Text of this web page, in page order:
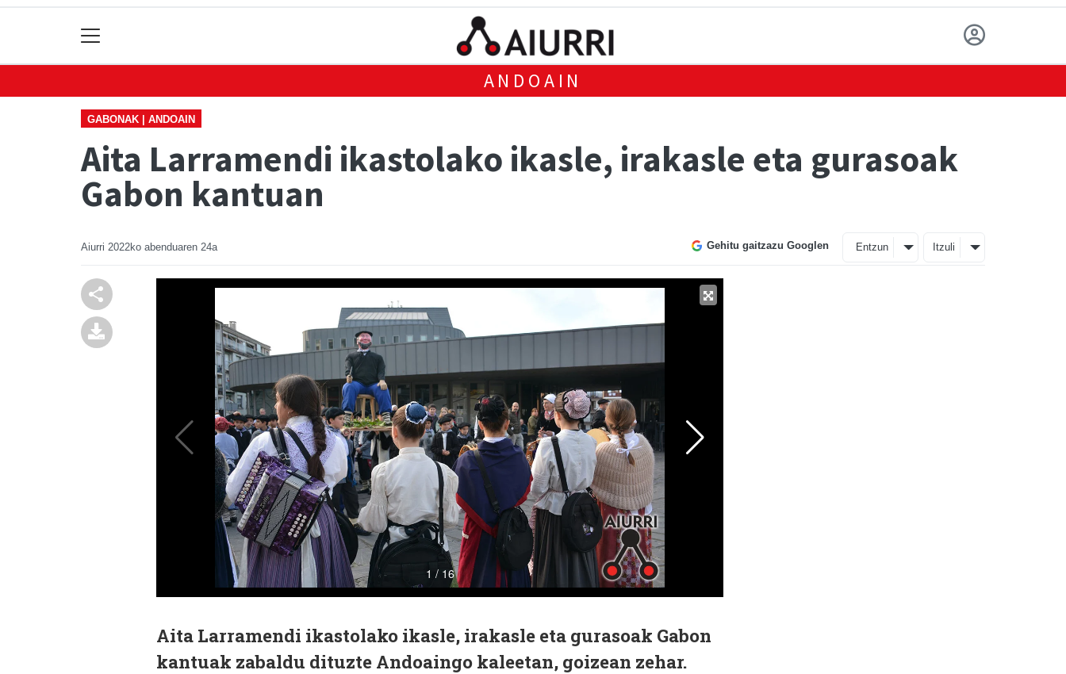
ANDOAIN
GABONAK | ANDOAIN
Aita Larramendi ikastolako ikasle, irakasle eta gurasoak
Gabon kantuan
Aiurri 2022ko abenduaren 24a Gehitu gaitzazu Googlen Entzun Itzuli
Aita Larramendi ikastolako ikasle, irakasle eta gurasoak Gabon
kantuak zabaldu dituzte Andoaingo kaleetan, goizean zehar.